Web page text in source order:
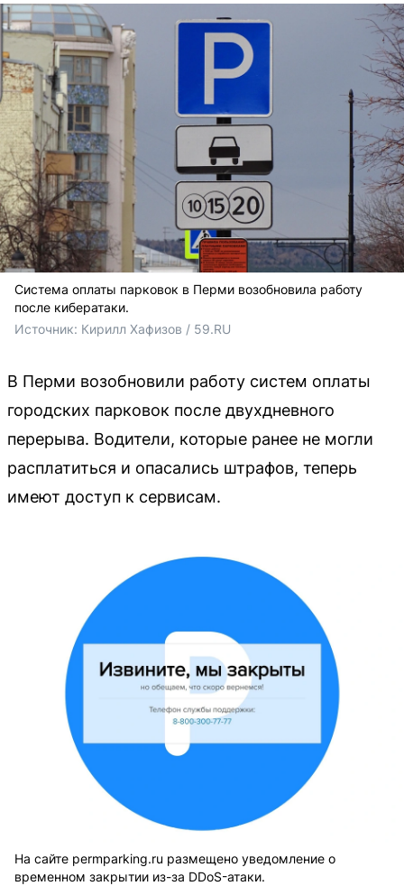
Система оплаты парковок в Перми возобновила работу
после кибератаки.
Источник: Кирилл Хафизов / 59.RU
В Перми возобновили работу систем оплаты
городских парковок после двухдневного
перерыва. Водители, которые ранее не могли
расплатиться и опасались штрафов, теперь
имеют доступ к сервисам.
На сайте permparking.ru размещено уведомление о
временном закрытии из-за DDoS-атаки.